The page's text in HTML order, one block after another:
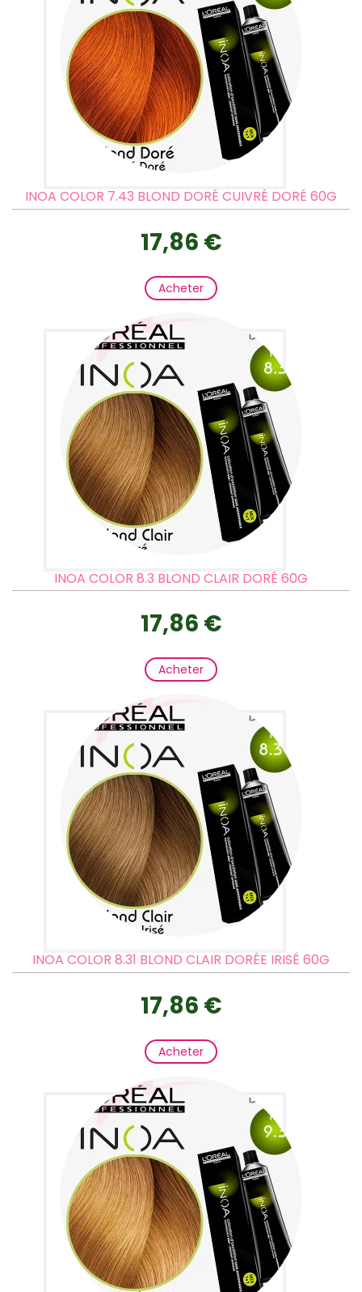
INOA COLOR 7.43 BLOND DORÉ CUIVRÉ DORÉ 60G
17,86 €
Acheter
INOA COLOR 8.3 BLOND CLAIR DORÉ 60G
17,86 €
Acheter
INOA COLOR 8.31 BLOND CLAIR DORÉE IRISÉ 60G
17,86 €
Acheter